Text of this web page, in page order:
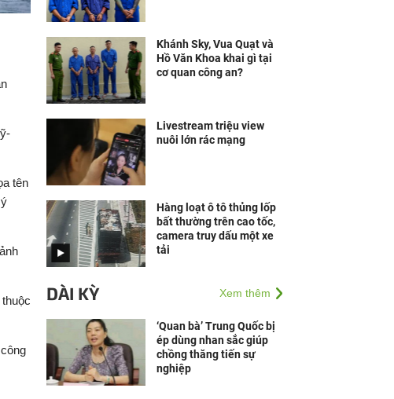
tên
Khánh Sky, Vua Quạt và
Hồ Văn Khoa khai gì tại
cơ quan công an?
Livestream triệu view
nuôi lớn rác mạng
Hàng loạt ô tô thủng lốp
bất thường trên cao tốc,
camera truy dấu một xe
tải
DÀI KỲ Xem thêm
‘Quan bà’ Trung Quốc bị
ép dùng nhan sắc giúp
chồng thăng tiến sự
nghiệp